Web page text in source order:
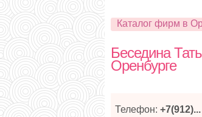
Каталог фирм в
Беседина
Оренбурге
Телефон: +7(912)...